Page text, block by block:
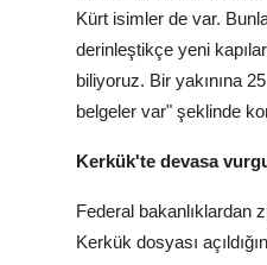
Kürt isimler de var.
derinleştikçe yeni
biliyoruz. Bir yakınına
belgeler var" şeklinde
Kerkük'te devasa
Federal bakanlıklardan
Kerkük dosyası